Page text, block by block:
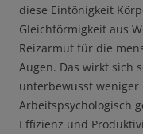
diese Eintönigkeit
Gleichförmigkeit aus
Reizarmut für die
Augen. Das wirkt sich
unterbewusst
Arbeitspsychologisch
Effizienz und